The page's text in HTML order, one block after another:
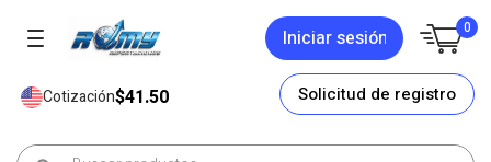
Iniciar sesión 0
Cotización$41.50 Solicitud de registro